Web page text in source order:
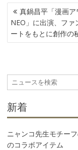
投
稿
ナ
ビ
シ
ョ
真鍋昌平「漫画ア
NEO」に出演、ファ
ートをもとに創作の
新着
ニャンコ先生モチー
のコラボアイテム